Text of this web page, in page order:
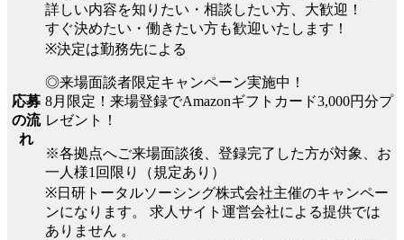
応募
の流
れ
詳しい内容を知りたい・相談したい方、大歓迎！
すぐ決めたい・働きたい方も歓迎いたします！
※決定は勤務先による
◎来場面談者限定キャンペーン実施中！
8月限定！来場登録でAmazonギフトカード3,000円分プ
レゼント！
※各拠点へご来場面談後、登録完了した方が対象、お
一人様1回限り（規定あり）
※日研トータルソーシング株式会社主催のキャンペー
ンになります。 求人サイト運営会社による提供では
ありません 。